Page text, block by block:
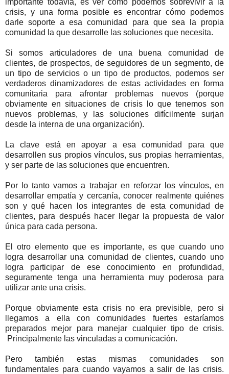
crisis, y una forma posible es encontrar cómo podemos
darle soporte a esa comunidad para que sea la propia
comunidad la que desarrolle las soluciones que necesita.
Si somos articuladores de una buena comunidad de
clientes, de prospectos, de seguidores de un segmento, de
un tipo de servicios o un tipo de productos, podemos ser
verdaderos dinamizadores de estas actividades en forma
comunitaria para afrontar problemas nuevos (porque
obviamente en situaciones de crisis lo que tenemos son
nuevos problemas, y las soluciones difícilmente surjan
desde la interna de una organización).
La clave está en apoyar a esa comunidad para que
desarrollen sus propios vínculos, sus propias herramientas,
y ser parte de las soluciones que encuentren.
Por lo tanto vamos a trabajar en reforzar los vínculos, en
desarrollar empatía y cercanía, conocer realmente quiénes
son y qué hacen los integrantes de esta comunidad de
clientes, para después hacer llegar la propuesta de valor
única para cada persona.
El otro elemento que es importante, es que cuando uno
logra desarrollar una comunidad de clientes, cuando uno
logra participar de ese conocimiento en profundidad,
seguramente tenga una herramienta muy poderosa para
utilizar ante una crisis.
Porque obviamente esta crisis no era previsible, pero si
llegamos a ella con comunidades fuertes estaríamos
preparados mejor para manejar cualquier tipo de crisis.
Principalmente las vinculadas a comunicación.
Pero también estas mismas comunidades son
fundamentales para cuando vayamos a salir de las crisis.